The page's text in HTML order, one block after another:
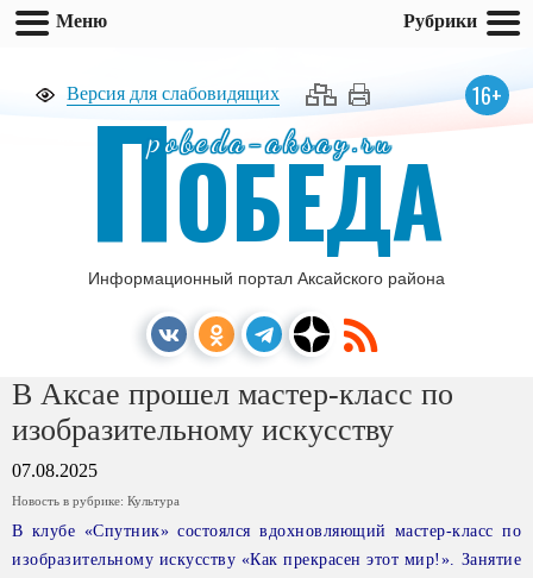
Версия для слабовидящих 16+
pobeda-aksay.ru
ПОБЕДА
Информационный портал Аксайского района
В Аксае прошел мастер-класс по
изобразительному искусству
07.08.2025
Новость в рубрике: Культура
В клубе «Спутник» состоялся вдохновляющий мастер-класс по
изобразительному искусству «Как прекрасен этот мир!». Занятие
Меню Рубрики